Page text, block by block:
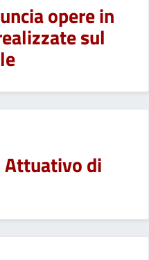
opere in
sul
Attuativo di